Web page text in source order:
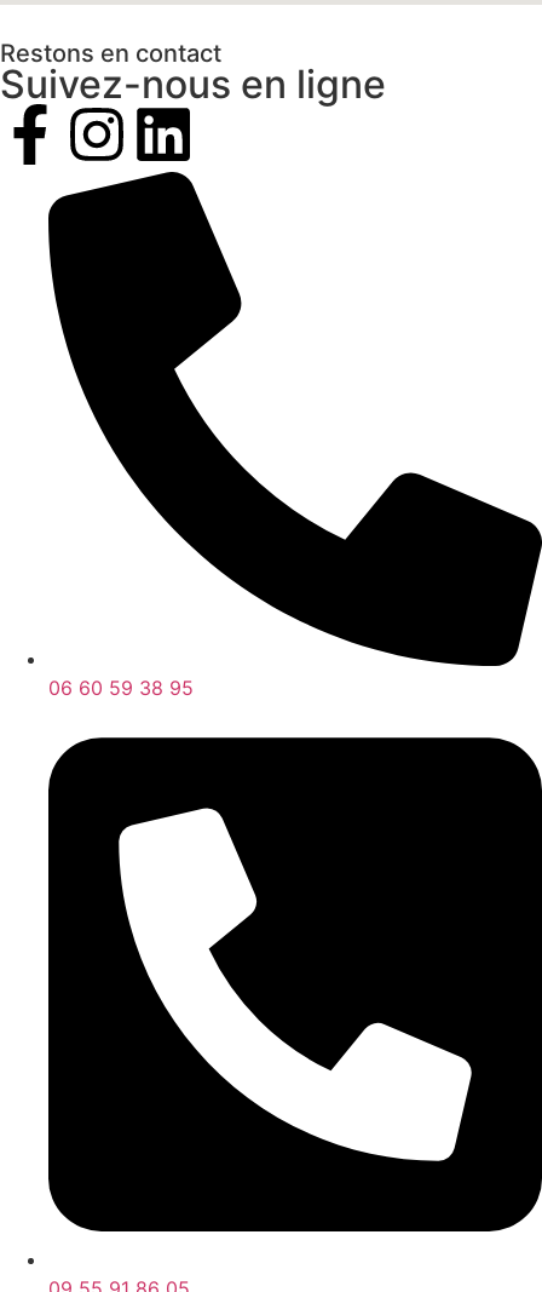
Restons en contact
Suivez-nous en ligne
06 60 59 38 95